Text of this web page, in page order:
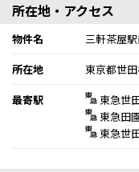
所在地・アクセス
物件名
三軒茶屋
所在地
東京都世
最寄駅
東急世
東急田
東急世